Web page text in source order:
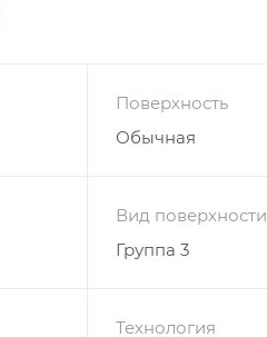
Поверхность
Обычная
Вид поверхности
Группа 3
Технология